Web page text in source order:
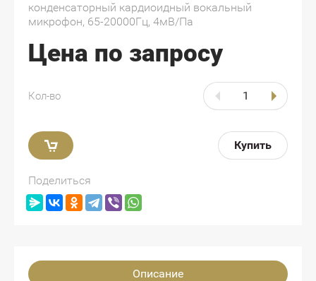
конденсаторный кардиоидный вокальный
микрофон, 65-20000Гц, 4мВ/Па
Цена по запросу
Кол-во
Купить
Поделиться
Описание